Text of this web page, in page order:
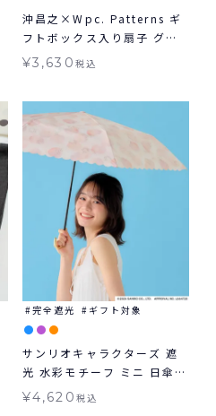
沖昌之×Wpc. Patterns ギ
フトボックス入り扇子 グッ
ズ ギフト対象 ≪メール便対
¥3,630 税込
完全遮光 ギフト対象
サンリオキャラクターズ 遮
光 水彩モチーフ ミニ 日傘
折りたたみ ギフト対象 晴雨
¥4,620 税込